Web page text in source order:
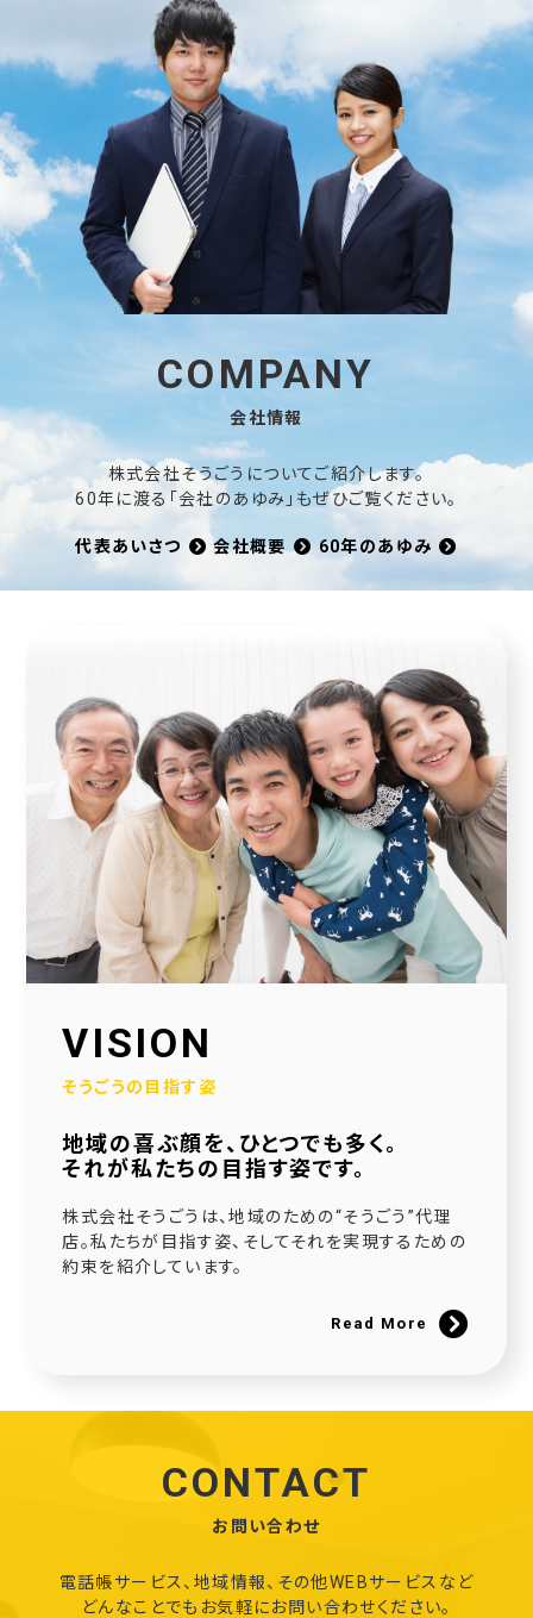
COMPANY
会社情報
株式会社そうごうについてご紹介します。
60年に渡る「会社のあゆみ」もぜひご覧ください。
代表あいさつ 会社概要 60年のあゆみ
VISION
そうごうの目指す姿
地域の喜ぶ顔を、ひとつでも多く。
それが私たちの目指す姿です。
株式会社そうごうは、地域のための“そうごう”代理
店。私たちが目指す姿、そしてそれを実現するための
約束を紹介しています。
Read More
CONTACT
お問い合わせ
電話帳サービス、地域情報、その他WEBサービスなど
どんなことでもお気軽にお問い合わせください。